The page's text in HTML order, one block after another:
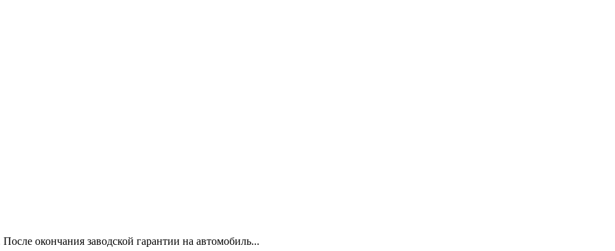
окончания заводской гарантии на автомобиль...